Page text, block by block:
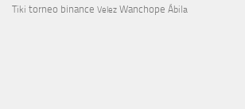
Tiki torneo binance Velez Wanchope Ábila